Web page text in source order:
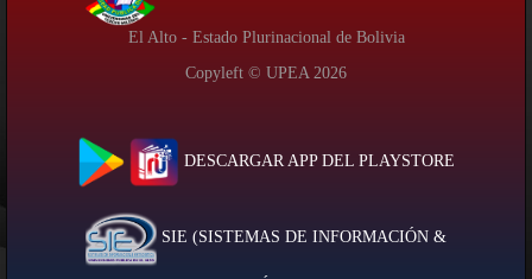
El Alto - Estado Plurinacional de Bolivia
Copyleft © UPEA 2026
DESCARGAR APP DEL PLAYSTORE
SIE (SISTEMAS DE INFORMACIÓN &